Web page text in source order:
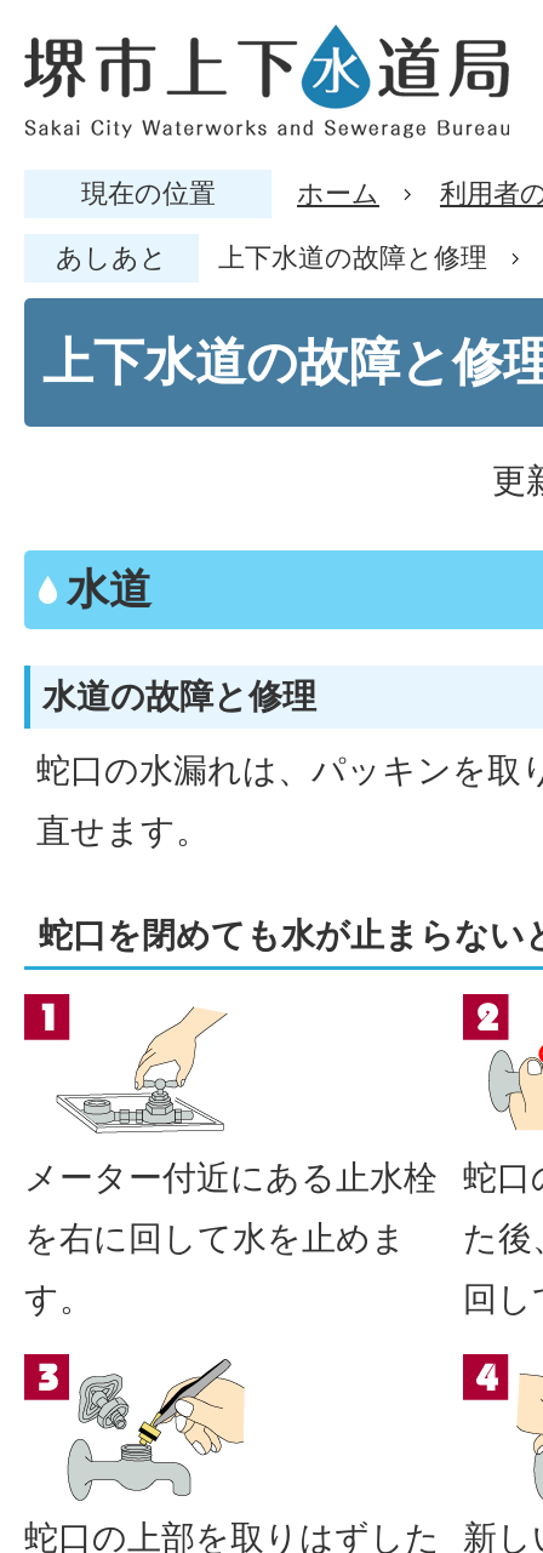
現在の位置 ホーム 利用者
あしあと 上下水道の故障と修理
上下水道の故障と修
更
水道
水道の故障と修理
蛇口の水漏れは、パッキンを取
直せます。
蛇口を閉めても水が止まらない
メーター付近にある止水栓
を右に回して水を止めま
す。
蛇口
た後
回
蛇口の上部を取りはずした
新し